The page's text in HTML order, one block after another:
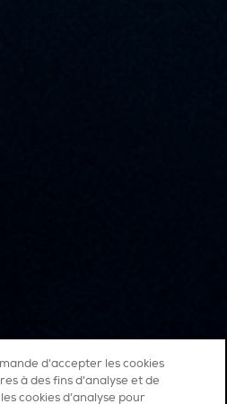
d'accepter les cookies
à des fins d'analyse et de
cookies d’analyse pour